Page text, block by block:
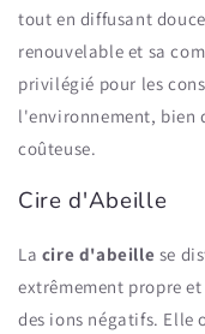
tout en diffusant
renouvelable et sa
privilégié pour les
l'environnement, bien
coûteuse.
Cire d'Abeille
La cire d'abeille se
extrêmement propre
des ions négatifs. Elle